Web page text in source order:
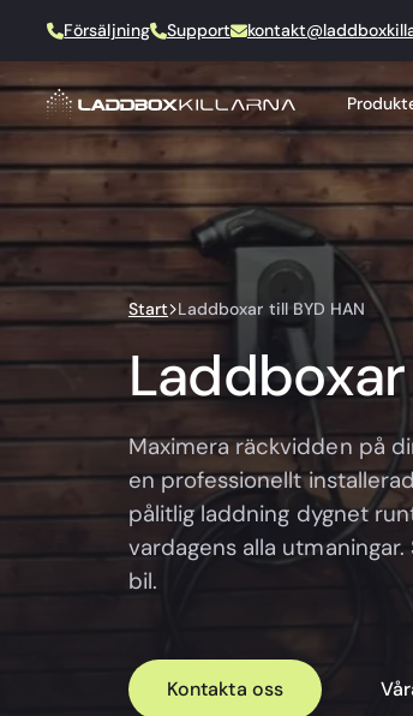
Försäljning Support
Start Laddboxar till BYD HAN
Maximera räckvidden på
en professionellt
pålitlig laddning dygnet
vardagens alla
bil.
Kontakta oss